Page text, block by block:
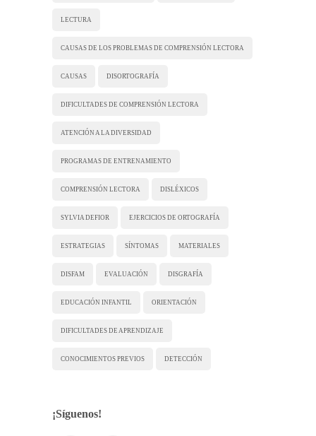
LECTURA
CAUSAS DE LOS PROBLEMAS DE COMPRENSIÓN LECTORA
CAUSAS DISORTOGRAFÍA
DIFICULTADES DE COMPRENSIÓN LECTORA
ATENCIÓN A LA DIVERSIDAD
PROGRAMAS DE ENTRENAMIENTO
COMPRENSIÓN LECTORA DISLÉXICOS
SYLVIA DEFIOR EJERCICIOS DE ORTOGRAFÍA
ESTRATEGIAS SÍNTOMAS MATERIALES
DISFAM EVALUACIÓN DISGRAFÍA
EDUCACIÓN INFANTIL ORIENTACIÓN
DIFICULTADES DE APRENDIZAJE
CONOCIMIENTOS PREVIOS DETECCIÓN
¡Síguenos!